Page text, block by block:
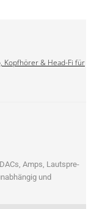
Kopfhörer & Head-Fi für
Amps, Laut­spre­
und